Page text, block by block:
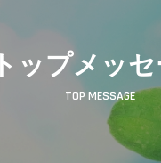
トップメッ
TOP MESSAGE